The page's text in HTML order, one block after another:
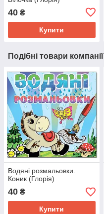
40 ₴
Купити
Подібні товари компанії
Водяні розмальовки.
Коник (Глорія)
40 ₴
Купити